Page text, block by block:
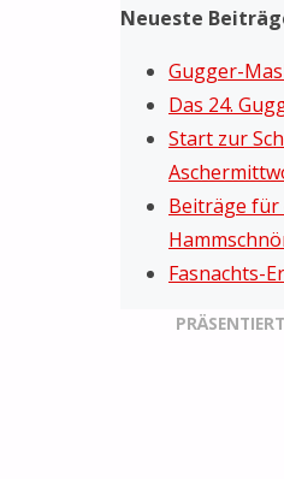
Neueste
Gugger-
Das 24.
Start zur
Beiträge für
Fasnachts-